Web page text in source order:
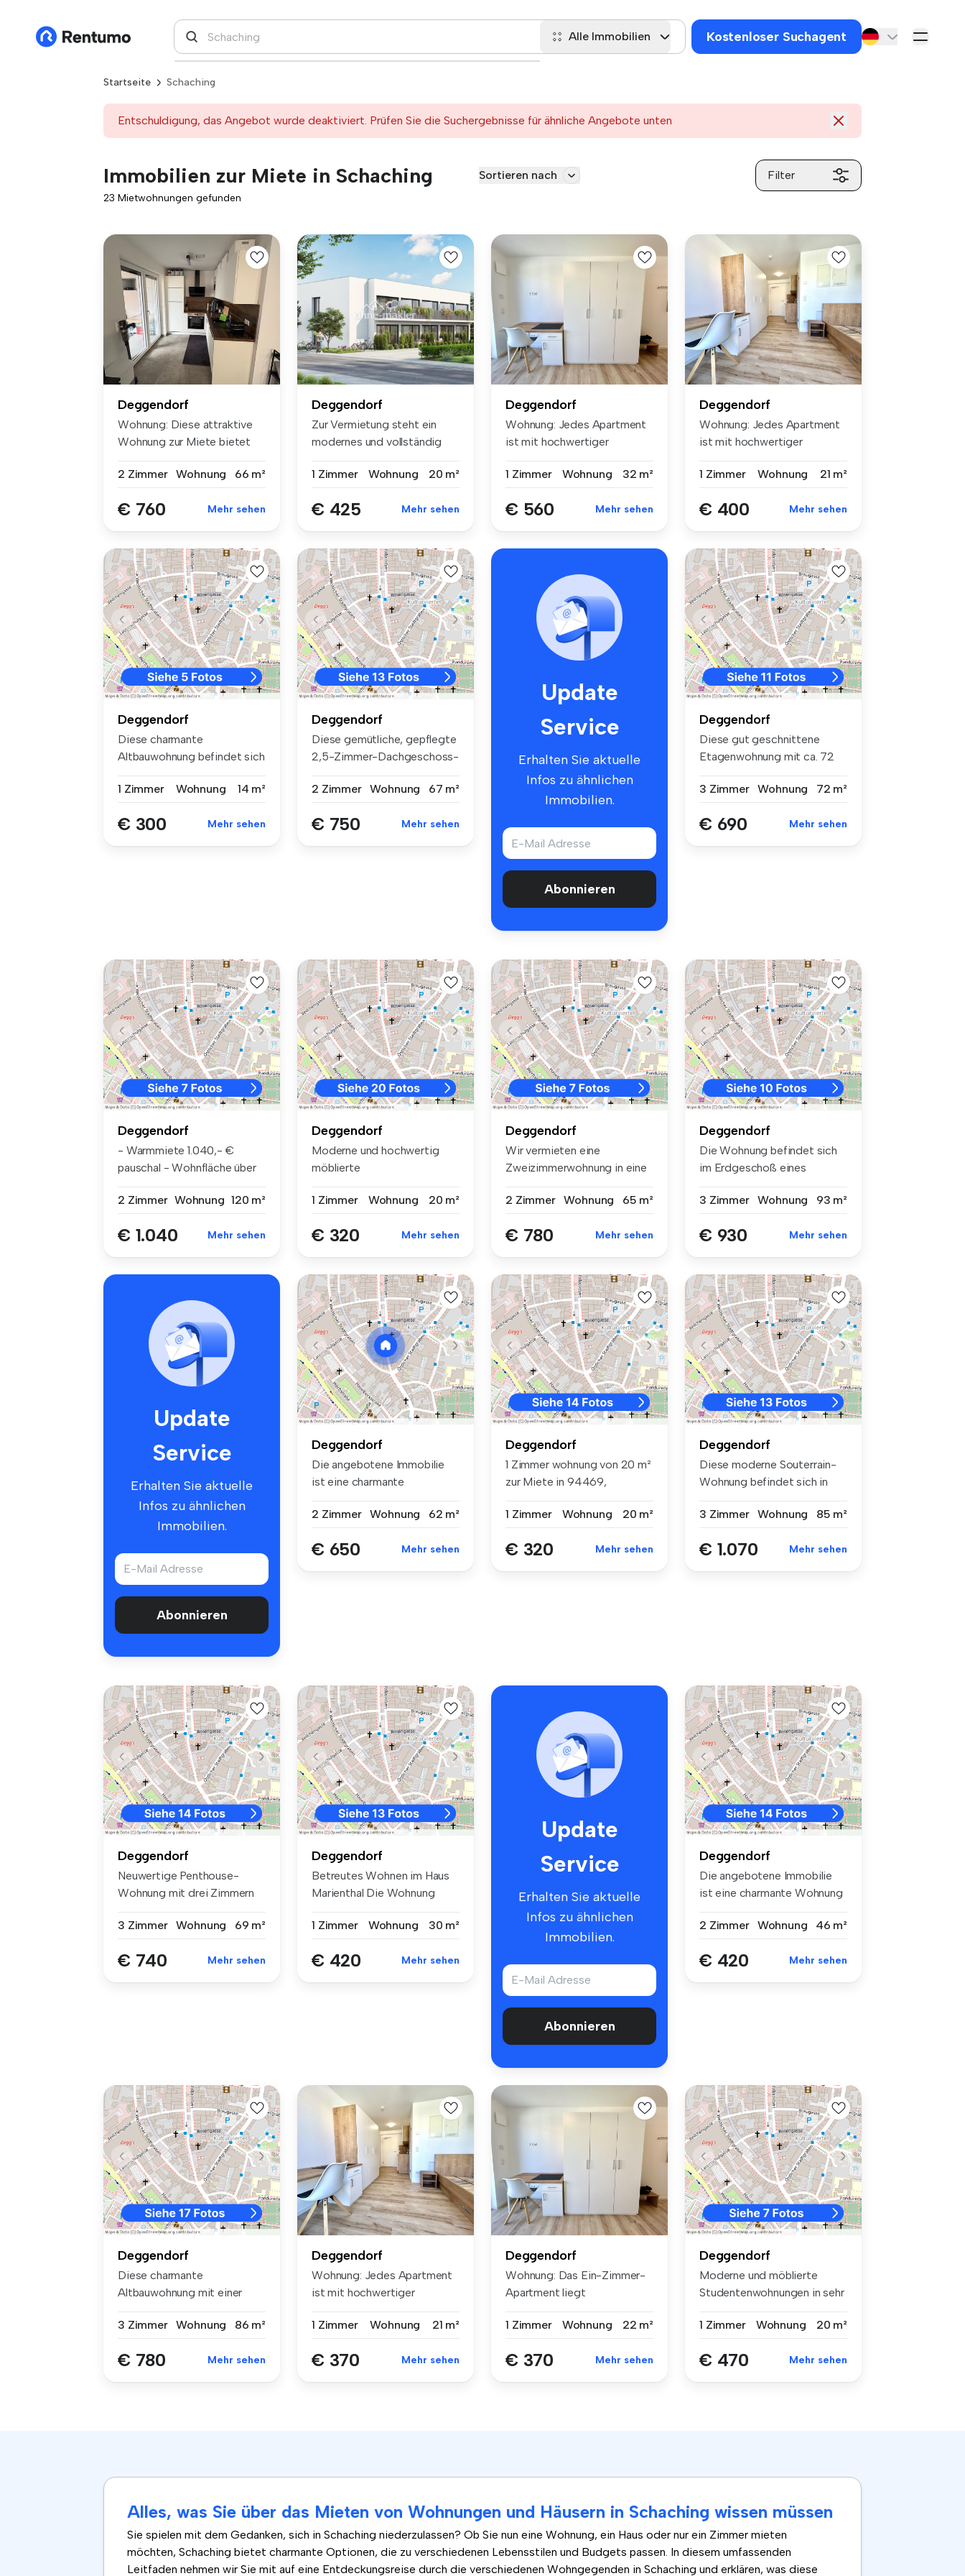
Alle Immobilien Kostenloser Suchagent
Startseite Schaching
Entschuldigung, das Angebot wurde deaktiviert. Prüfen Sie die Suchergebnisse für ähnliche Angebote unten
Immobilien zur Miete in Schaching Sortieren nach Filter
23 Mietwohnungen gefunden
Deggendorf
Wohnung: Diese attraktive
Wohnung zur Miete bietet
2 Zimmer
Wohnung 66 m²
€ 760 Mehr sehen
Deggendorf
Zur Vermietung steht ein
modernes und vollständig
1 Zimmer
Wohnung 20 m²
€ 425 Mehr sehen
Deggendorf
Wohnung: Jedes Apartment
ist mit hochwertiger
1 Zimmer
Wohnung 32 m²
€ 560 Mehr sehen
Deggendorf
Wohnung: Jedes Apartment
ist mit hochwertiger
1 Zimmer
Wohnung 21 m²
€ 400 Mehr sehen
Deggendorf
Diese charmante
Altbauwohnung befindet sich
1 Zimmer
Wohnung 14 m²
€ 300 Mehr sehen
Deggendorf
Diese gemütliche, gepflegte
2,5-Zimmer-Dachgeschoss-
2 Zimmer
Wohnung 67 m²
€ 750 Mehr sehen
Update
Service
Erhalten Sie aktuelle
Infos zu ähnlichen
Immobilien.
Abonnieren
Deggendorf
Diese gut geschnittene
Etagenwohnung mit ca. 72
3 Zimmer
Wohnung 72 m²
€ 690 Mehr sehen
Deggendorf
- Warmmiete 1.040,- €
pauschal - Wohnfläche über
2 Zimmer Wohnung 120 m²
€ 1.040 Mehr sehen
Deggendorf
Moderne und hochwertig
möblierte
1 Zimmer
Wohnung 20 m²
€ 320 Mehr sehen
Deggendorf
Wir vermieten eine
Zweizimmerwohnung in eine
2 Zimmer
Wohnung 65 m²
€ 780 Mehr sehen
Deggendorf
Die Wohnung befindet sich
im Erdgeschoß eines
3 Zimmer
Wohnung 93 m²
€ 930 Mehr sehen
Update
Service
Erhalten Sie aktuelle
Infos zu ähnlichen
Immobilien.
Abonnieren
Deggendorf
Die angebotene Immobilie
ist eine charmante
2 Zimmer
Wohnung 62 m²
€ 650 Mehr sehen
Deggendorf
1 Zimmer wohnung von 20 m²
zur Miete in 94469,
1 Zimmer
Wohnung 20 m²
€ 320 Mehr sehen
Deggendorf
Diese moderne Souterrain-
Wohnung befindet sich in
3 Zimmer
Wohnung 85 m²
€ 1.070 Mehr sehen
Deggendorf
Neuwertige Penthouse-
Wohnung mit drei Zimmern
3 Zimmer
Wohnung 69 m²
€ 740 Mehr sehen
Deggendorf
Betreutes Wohnen im Haus
Marienthal Die Wohnung
1 Zimmer
Wohnung 30 m²
€ 420 Mehr sehen
Update
Service
Erhalten Sie aktuelle
Infos zu ähnlichen
Immobilien.
Abonnieren
Deggendorf
Die angebotene Immobilie
ist eine charmante Wohnung
2 Zimmer Wohnung 46 m²
€ 420 Mehr sehen
Deggendorf
Diese charmante
Altbauwohnung mit einer
3 Zimmer
Wohnung 86 m²
€ 780 Mehr sehen
Deggendorf
Wohnung: Jedes Apartment
ist mit hochwertiger
1 Zimmer
Wohnung 21 m²
€ 370 Mehr sehen
Deggendorf
Wohnung: Das Ein-Zimmer-
Apartment liegt
1 Zimmer
Wohnung 22 m²
€ 370 Mehr sehen
Deggendorf
Moderne und möblierte
Studentenwohnungen in sehr
1 Zimmer
Wohnung 20 m²
€ 470 Mehr sehen
Alles, was Sie über das Mieten von Wohnungen und Häusern in Schaching wissen müssen
Sie spielen mit dem Gedanken, sich in Schaching niederzulassen? Ob Sie nun eine Wohnung, ein Haus oder nur ein Zimmer mieten
möchten, Schaching bietet charmante Optionen, die zu verschiedenen Lebensstilen und Budgets passen. In diesem umfassenden
Leitfaden nehmen wir Sie mit auf eine Entdeckungsreise durch die verschiedenen Wohngegenden in Schaching und erklären, was diese